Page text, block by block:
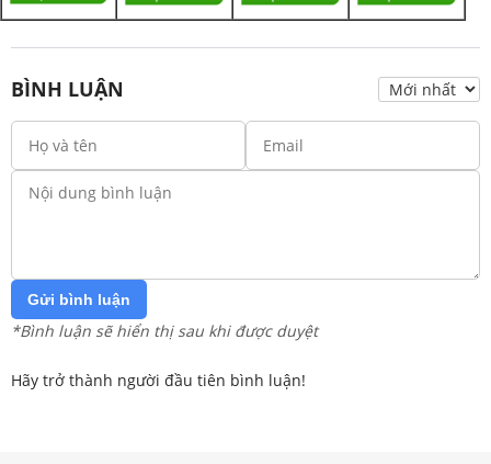
BÌNH LUẬN
Gửi bình luận
*Bình luận sẽ hiển thị sau khi được duyệt
Hãy trở thành người đầu tiên bình luận!